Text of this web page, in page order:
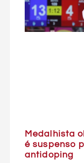
Medalhista
é suspenso
antidoping